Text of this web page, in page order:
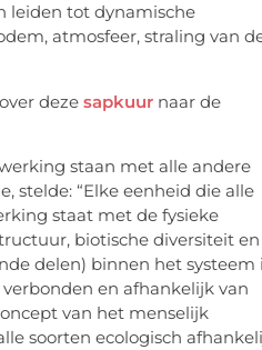
leiden tot dynamische
atmosfeer, straling van
deze sapkuur naar de
staan met alle andere
stelde: “Elke eenheid die alle
staat met de fysieke
biotische diversiteit en
delen) binnen het systeem
en afhankelijk van
van het menselijk
soorten ecologisch